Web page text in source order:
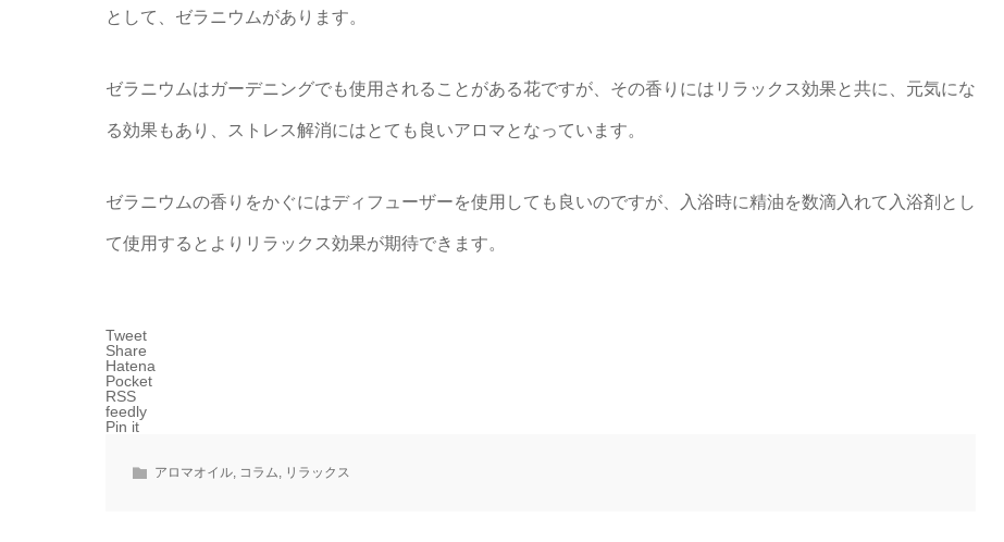
として、ゼラニウムがあります。
ゼラニウムはガーデニングでも使用されることがある花ですが、その香りにはリラックス効果と共に、元気にな
る効果もあり、ストレス解消にはとても良いアロマとなっています。
ゼラニウムの香りをかぐにはディフューザーを使用しても良いのですが、入浴時に精油を数滴入れて入浴剤とし
て使用するとよりリラックス効果が期待できます。
Tweet
Share
Hatena
Pocket
RSS
feedly
Pin it
アロマオイル, コラム, リラックス